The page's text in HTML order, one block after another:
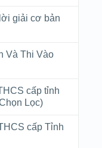
giải cơ bản
Và Thi Vào
cấp tỉnh
Lọc)
cấp Tỉnh